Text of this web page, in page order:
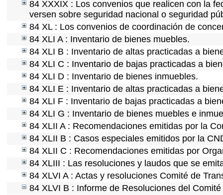
84 XXXIX : Los convenios que realicen con la
versen sobre seguridad nacional o seguridad
84 XL : Los convenios de coordinación de
84 XLI A : Inventario de bienes muebles.
84 XLI B : Inventario de altas practicadas a
84 XLI C : Inventario de bajas practicadas a
84 XLI D : Inventario de bienes inmuebles.
84 XLI E : Inventario de altas practicadas a
84 XLI F : Inventario de bajas practicadas a
84 XLI G : Inventario de bienes muebles e
84 XLII A : Recomendaciones emitidas por la
84 XLII B : Casos especiales emitidos por la
84 XLII C : Recomendaciones emitidas por
84 XLIII : Las resoluciones y laudos que se
84 XLVI A : Actas y resoluciones Comité de
84 XLVI B : Informe de Resoluciones del